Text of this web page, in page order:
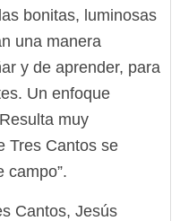
bonitas, luminosas
una manera
y de aprender, para
Un enfoque
muy
Tres Cantos se
campo”.
Cantos, Jesús